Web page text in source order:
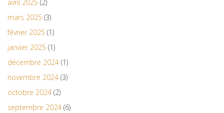
avril 2025 (2)
mars 2025 (3)
février 2025 (1)
janvier 2025 (1)
décembre 2024 (1)
novembre 2024 (3)
octobre 2024 (2)
septembre 2024 (6)